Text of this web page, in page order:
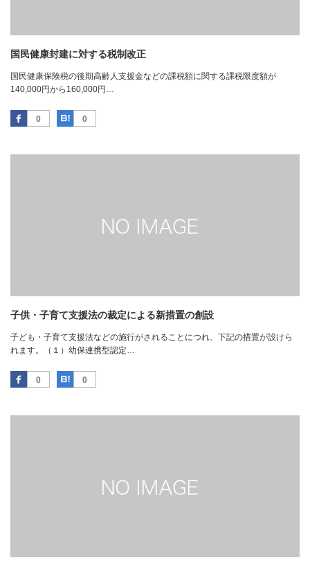
国民健康封建に対する税制改正
国民健康保険税の後期高齢人支援金などの課税額に関する課税限度額が
140,000円から160,000円…
0
Facebook 0
はてなブックマーク
子供・子育て支援法の裁定による新措置の創設
子ども・子育て支援法などの施行がされることにつれ、下記の措置が設けら
れます。（１）幼保連携型認定…
0
Facebook 0
はてなブックマーク